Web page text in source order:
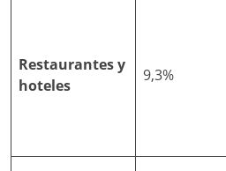
Restaurantes y
hoteles
9,3%